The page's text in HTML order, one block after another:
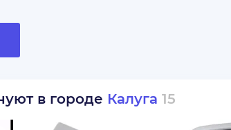
в городе Калуга 15